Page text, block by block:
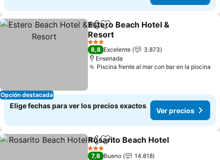
Opción destacada
CompartirAgregar a favoritos
Estero Beach Hotel &
Resort
Ver precios
3 Estrellas
8,8 Excelente
3.873
Ensenada
Piscina frente al mar con bar en la piscina
Elige fechas para ver los precios exactos
Ver precios
CompartirAgregar a favoritos
Rosarito Beach Hotel
3 Estrellas
7,8 Bueno
14.818